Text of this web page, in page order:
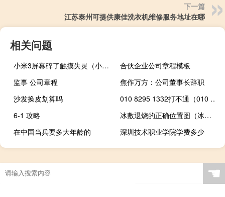
下一篇
江苏泰州可提供康佳洗衣机维修服务地址在哪
相关问题
小米3屏幕碎了触摸失灵（小米3屏幕）
合伙企业公司章程模板
监事 公司章程
焦作万方：公司董事长辞职
沙发换皮划算吗
010 8295 1332打不通（010 8295 1332）
6-1 攻略
冰敷退烧的正确位置图（冰敷退热的正确方法）
在中国当兵要多大年龄的
深圳技术职业学院学费多少
☚